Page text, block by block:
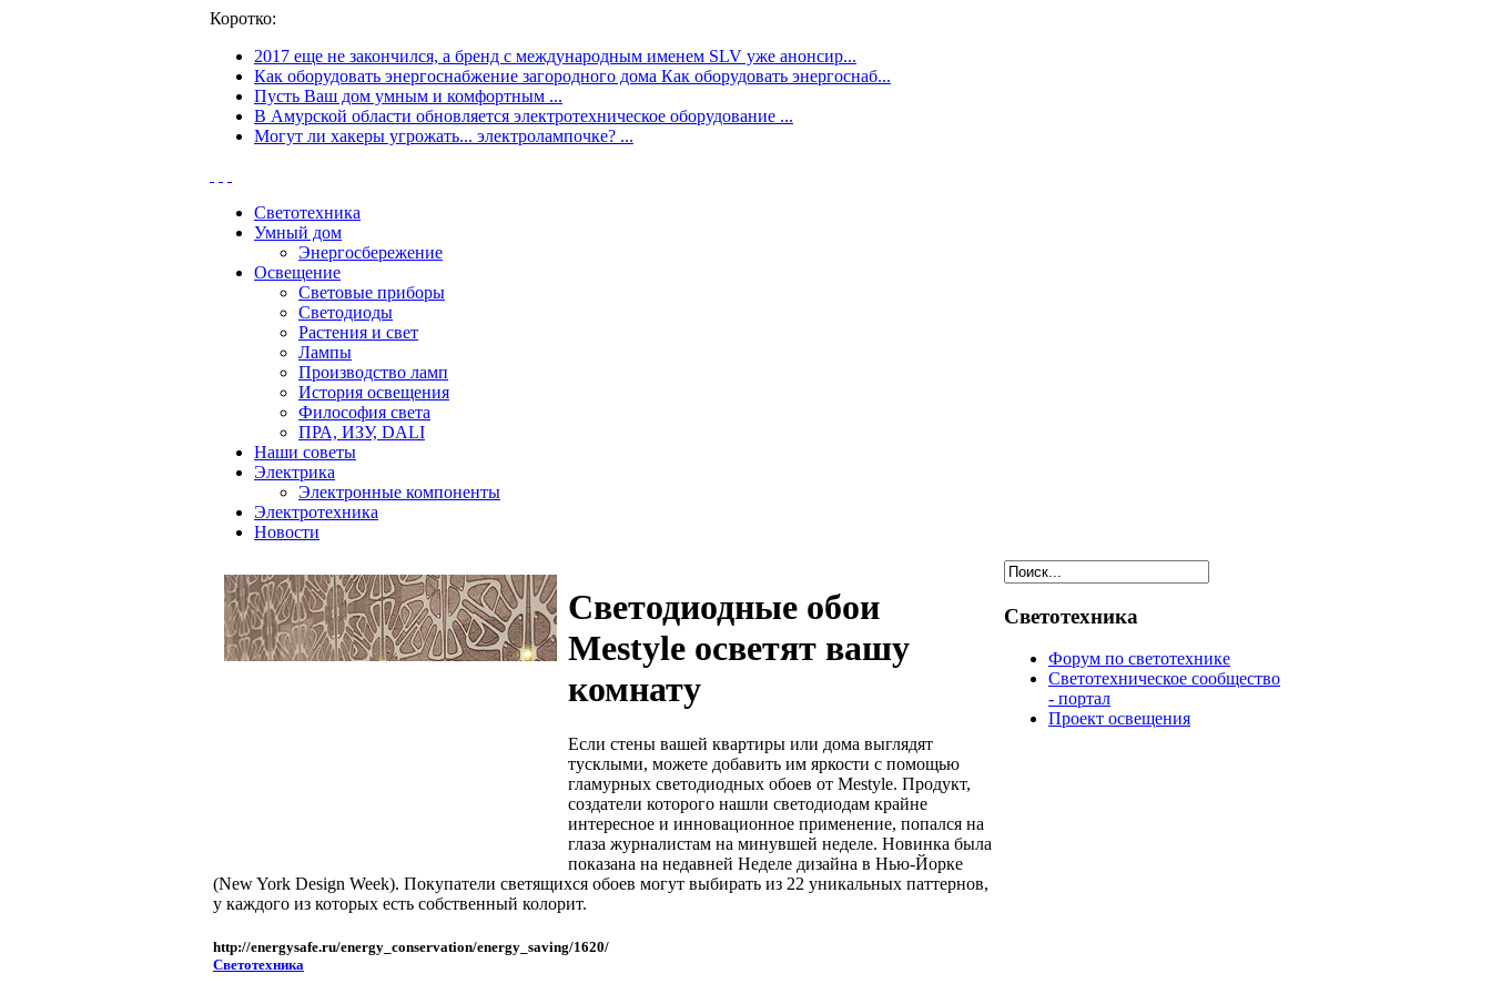
Коротко:
2017 еще не закончился, а бренд с международным именем SLV уже анонсир...
Как оборудовать энергоснабжение загородного дома Как оборудовать энергоснаб...
Пусть Ваш дом умным и комфортным ...
В Амурской области обновляется электротехническое оборудование ...
Могут ли хакеры угрожать... электролампочке? ...
Светотехника
Умный дом
Энергосбережение
Освещение
Световые приборы
Светодиоды
Растения и свет
Лампы
Производство ламп
История освещения
Философия света
ПРА, ИЗУ, DALI
Наши советы
Электрика
Электронные компоненты
Электротехника
Новости
Светодиодные обои
Mestyle осветят вашу
комнату
Если стены вашей квартиры или дома выглядят
тусклыми, можете добавить им яркости с помощью
гламурных светодиодных обоев от Mestyle. Продукт,
создатели которого нашли светодиодам крайне
интересное и инновационное применение, попался на
глаза журналистам на минувшей неделе. Новинка была
показана на недавней Неделе дизайна в Нью-Йорке
(New York Design Week). Покупатели светящихся обоев могут выбирать из 22 уникальных паттернов,
у каждого из которых есть собственный колорит.
http://energysafe.ru/energy_conservation/energy_saving/1620/
Светотехника
Светотехника
Форум по светотехнике
Светотехническое сообщество
- портал
Проект освещения